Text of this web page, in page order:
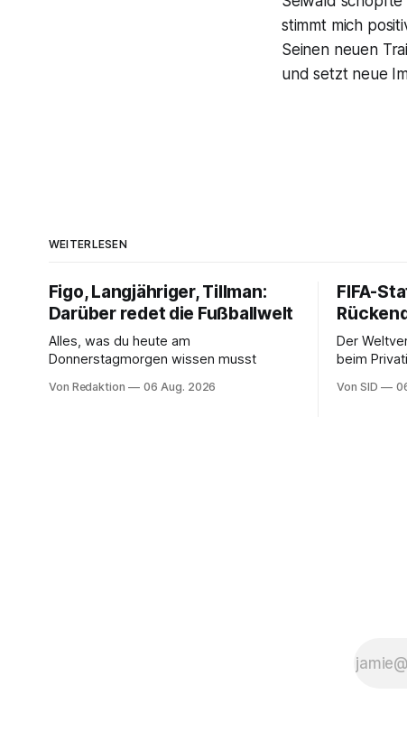
stimmt mich
Seinen neuen
und setzt neue
WEITERLESEN
Figo, Langjähriger, Tillman:
Darüber redet die Fußballwelt
Alles, was du heute am
Donnerstagmorgen wissen musst
Von Redaktion 06 Aug. 2026
FIFA-
Der
beim
Von SID